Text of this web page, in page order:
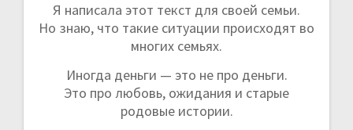
Я написала этот текст для своей семьи.
Но знаю, что такие ситуации происходят во
многих семьях.
Иногда деньги — это не про деньги.
Это про любовь, ожидания и старые
родовые истории.